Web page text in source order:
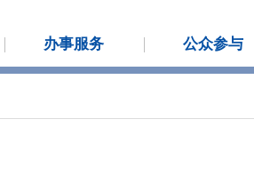
办事服务 公众参与